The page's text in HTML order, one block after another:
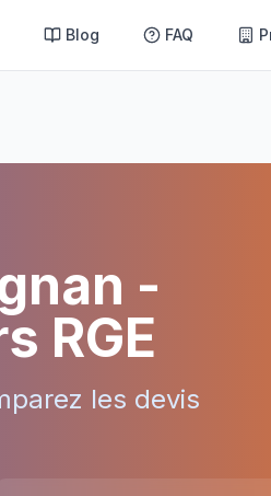
Blog FAQ
-
RGE
les devis